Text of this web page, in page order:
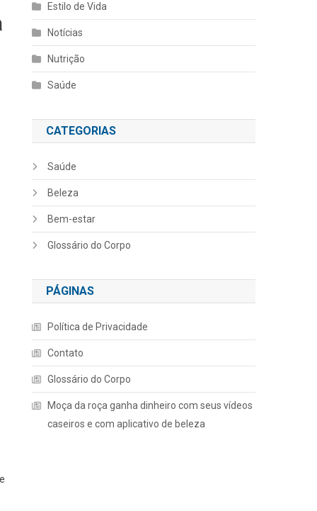
Estilo de Vida
Notícias
Nutrição
Saúde
CATEGORIAS
Saúde
Beleza
Bem-estar
Glossário do Corpo
PÁGINAS
Política de Privacidade
Contato
Glossário do Corpo
Moça da roça ganha dinheiro com seus vídeos
caseiros e com aplicativo de beleza